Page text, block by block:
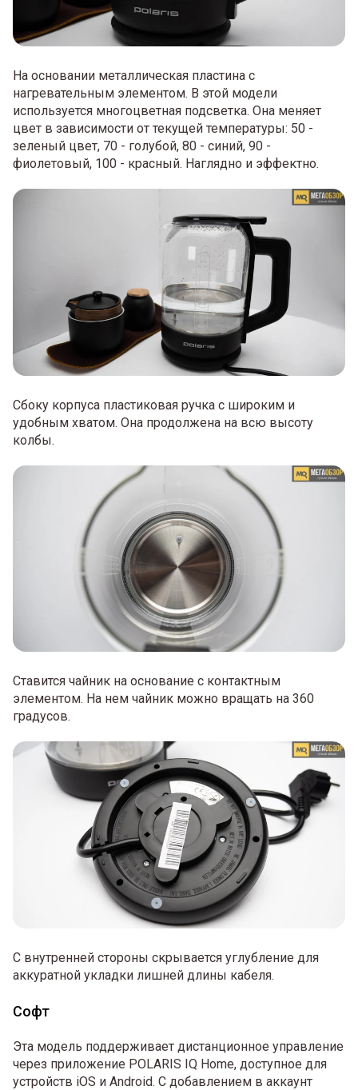
На основании металлическая пластина с
нагревательным элементом. В этой модели
используется многоцветная подсветка. Она меняет
цвет в зависимости от текущей температуры: 50 -
зеленый цвет, 70 - голубой, 80 - синий, 90 -
фиолетовый, 100 - красный. Наглядно и эффектно.
Сбоку корпуса пластиковая ручка с широким и
удобным хватом. Она продолжена на всю высоту
колбы.
Ставится чайник на основание с контактным
элементом. На нем чайник можно вращать на 360
градусов.
С внутренней стороны скрывается углубление для
аккуратной укладки лишней длины кабеля.
Софт
Эта модель поддерживает дистанционное управление
через приложение POLARIS IQ Home, доступное для
устройств iOS и Android. С добавлением в аккаунт